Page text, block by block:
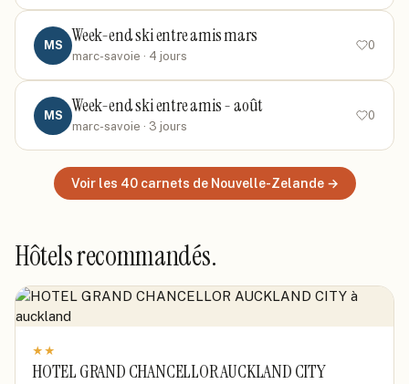
MS Week-end ski entre amis mars
marc-savoie · 4 jours
0
MS Week-end ski entre amis - août
marc-savoie · 3 jours
0
Voir les 40carnets de Nouvelle-Zelande→
Hôtels recommandés.
★ ★
HOTEL GRAND CHANCELLOR AUCKLAND CITY